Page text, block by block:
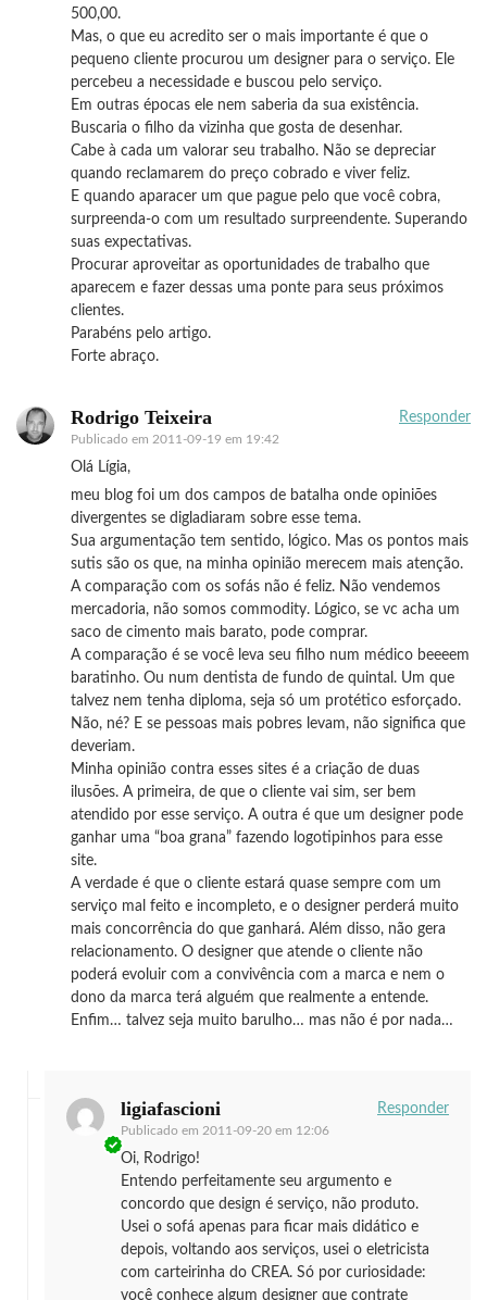
500,00.
Mas, o que eu acredito ser o mais importante é que o
pequeno cliente procurou um designer para o serviço. Ele
percebeu a necessidade e buscou pelo serviço.
Em outras épocas ele nem saberia da sua existência.
Buscaria o filho da vizinha que gosta de desenhar.
Cabe à cada um valorar seu trabalho. Não se depreciar
quando reclamarem do preço cobrado e viver feliz.
E quando aparacer um que pague pelo que você cobra,
surpreenda-o com um resultado surpreendente. Superando
suas expectativas.
Procurar aproveitar as oportunidades de trabalho que
aparecem e fazer dessas uma ponte para seus próximos
clientes.
Parabéns pelo artigo.
Forte abraço.
Rodrigo Teixeira
Publicado em 2011-09-19 em 19:42
Responder
Olá Lígia,
meu blog foi um dos campos de batalha onde opiniões
divergentes se digladiaram sobre esse tema.
Sua argumentação tem sentido, lógico. Mas os pontos mais
sutis são os que, na minha opinião merecem mais atenção.
A comparação com os sofás não é feliz. Não vendemos
mercadoria, não somos commodity. Lógico, se vc acha um
saco de cimento mais barato, pode comprar.
A comparação é se você leva seu filho num médico beeeem
baratinho. Ou num dentista de fundo de quintal. Um que
talvez nem tenha diploma, seja só um protético esforçado.
Não, né? E se pessoas mais pobres levam, não significa que
deveriam.
Minha opinião contra esses sites é a criação de duas
ilusões. A primeira, de que o cliente vai sim, ser bem
atendido por esse serviço. A outra é que um designer pode
ganhar uma “boa grana” fazendo logotipinhos para esse
site.
A verdade é que o cliente estará quase sempre com um
serviço mal feito e incompleto, e o designer perderá muito
mais concorrência do que ganhará. Além disso, não gera
relacionamento. O designer que atende o cliente não
poderá evoluir com a convivência com a marca e nem o
dono da marca terá alguém que realmente a entende.
Enfim… talvez seja muito barulho… mas não é por nada…
ligiafascioni
Publicado em 2011-09-20 em 12:06
Responder
Oi, Rodrigo!
Entendo perfeitamente seu argumento e
concordo que design é serviço, não produto.
Usei o sofá apenas para ficar mais didático e
depois, voltando aos serviços, usei o eletricista
com carteirinha do CREA. Só por curiosidade:
você conhece algum designer que contrate